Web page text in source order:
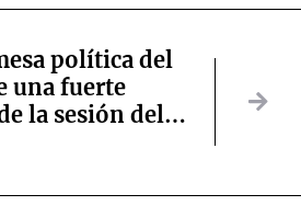
política del
una fuerte
la sesión del